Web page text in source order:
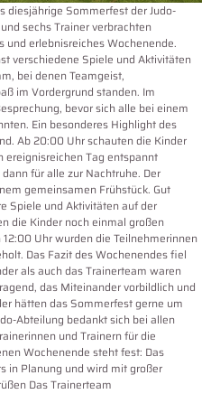
diesjährige Sommerfest der Judo-
sechs Trainer verbrachten
erlebnisreiches Wochenende.
verschiedene Spiele und Aktivitäten
bei denen Teamgeist,
im Vordergrund standen. Im
bevor sich alle bei einem
Ein besonderes Highlight des
Ab 20:00 Uhr schauten die Kinder
ereignisreichen Tag entspannt
für alle zur Nachtruhe. Der
gemeinsamen Frühstück. Gut
Spiele und Aktivitäten auf der
die Kinder noch einmal großen
Uhr wurden die Teilnehmerinnen
Das Fazit des Wochenendes fiel
als auch das Trainerteam waren
das Miteinander vorbildlich und
hätten das Sommerfest gerne um
Abteilung bedankt sich bei allen
und Trainern für die
Wochenende steht fest: Das
in Planung und wird mit großer
Das Trainerteam